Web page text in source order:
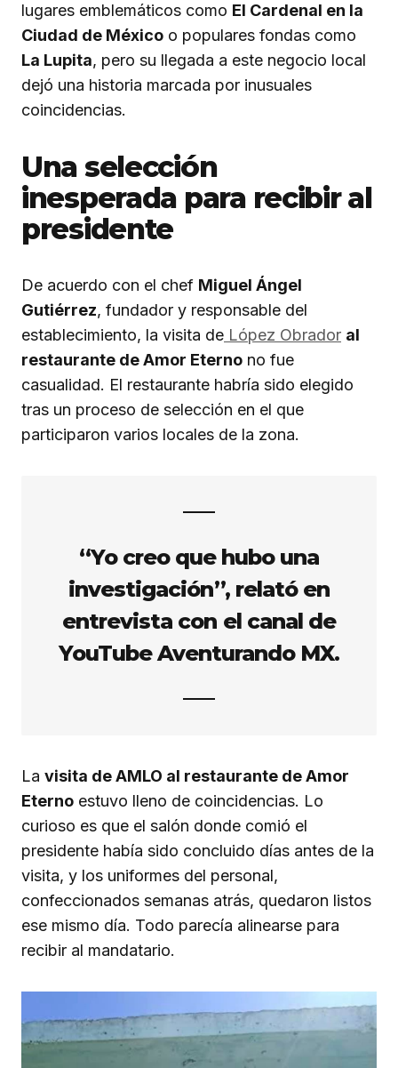
lugares emblemáticos como El Cardenal en la
Ciudad de México o populares fondas como
La Lupita, pero su llegada a este negocio local
dejó una historia marcada por inusuales
coincidencias.
Una selección
inesperada para recibir al
presidente
De acuerdo con el chef Miguel Ángel
Gutiérrez, fundador y responsable del
establecimiento, la visita de López Obrador al
restaurante de Amor Eterno no fue
casualidad. El restaurante habría sido elegido
tras un proceso de selección en el que
participaron varios locales de la zona.
“Yo creo que hubo una
investigación”, relató en
entrevista con el canal de
YouTube Aventurando MX.
La visita de AMLO al restaurante de Amor
Eterno estuvo lleno de coincidencias. Lo
curioso es que el salón donde comió el
presidente había sido concluido días antes de la
visita, y los uniformes del personal,
confeccionados semanas atrás, quedaron listos
ese mismo día. Todo parecía alinearse para
recibir al mandatario.